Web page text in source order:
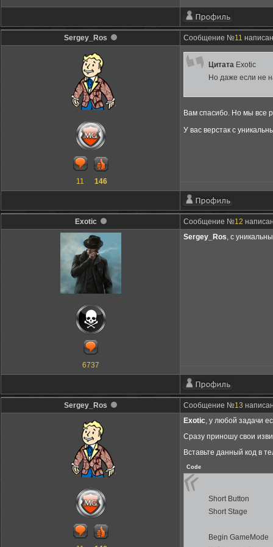
endif
End
Sergey_Ros Сообщение №11
11 146
Цитата Exotic
Но даже если не
Вам спасибо. Но мы все
У вас верстак с
Exotic Сообщение №12
6737
Sergey_Ros, с
Sergey_Ros Сообщение №13
Exotic, у любой задачи
Сразу приношу свои
Вставьте данный код в
Code
Short Button
Short Stage
Begin GameMode